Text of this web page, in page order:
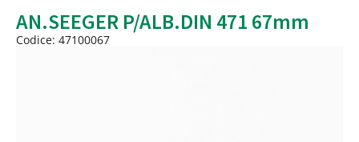
Peso
Quantità
AN.SEEGER P/ALB.DIN 471 67mm
Codice: 47100067